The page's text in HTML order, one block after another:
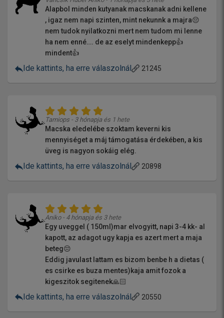
Alapbol minden kutyanak macskanak adni kellene
, igaz nem napi szinten, mint nekunnk a majra😔
nem tudok nyilatkozni mert nem tudom mi lenne
ha nem enné…. de az eselyt mindenkepp👍
mindent👍
Ide kattints, ha erre válaszolnál 21245
Tamiops - 3 hónapja és 1 hete
Macska eledelébe szoktam keverni kis
mennyiséget a máj támogatása érdekében, a kis
üveg is nagyon sokáig elég.
Ide kattints, ha erre válaszolnál 20898
Aniko - 4 hónapja és 3 hete
Egy uveggel ( 150ml)mar elvogyitt, napi 3-4 kk- al
kapott, az adagot ugy kapja es azert mert a maja
beteg😔
Eddig javulast lattam es bizom benbe h a dietas (
es csirke es buza mentes)kaja amit fozok a
kigeszitok segitenek🙏🏻
Ide kattints, ha erre válaszolnál 20550